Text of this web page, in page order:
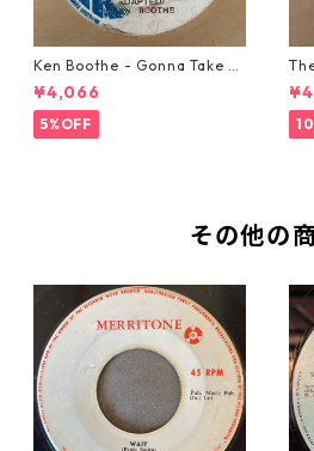
Ken Boothe - Gonna Take A
Miracle【7-21362】
¥4,066
5%OFF
【
その他の